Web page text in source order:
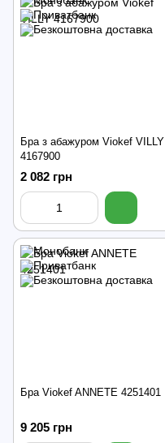
Бра з абажуром Viokef VILLY
4167900
2 082 грн
Бра Viokef ANNETE 4251401
9 205 грн